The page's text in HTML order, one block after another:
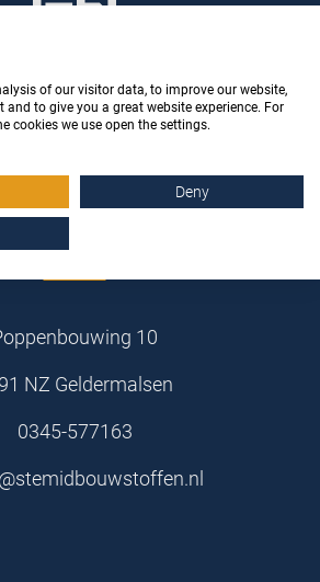
Bouwstoffen B.V.
10
NZ Geldermalsen
0345-577163
of our visitor data, to improve our website,
to give you a great website experience. For
cookies we use open the settings.
Deny